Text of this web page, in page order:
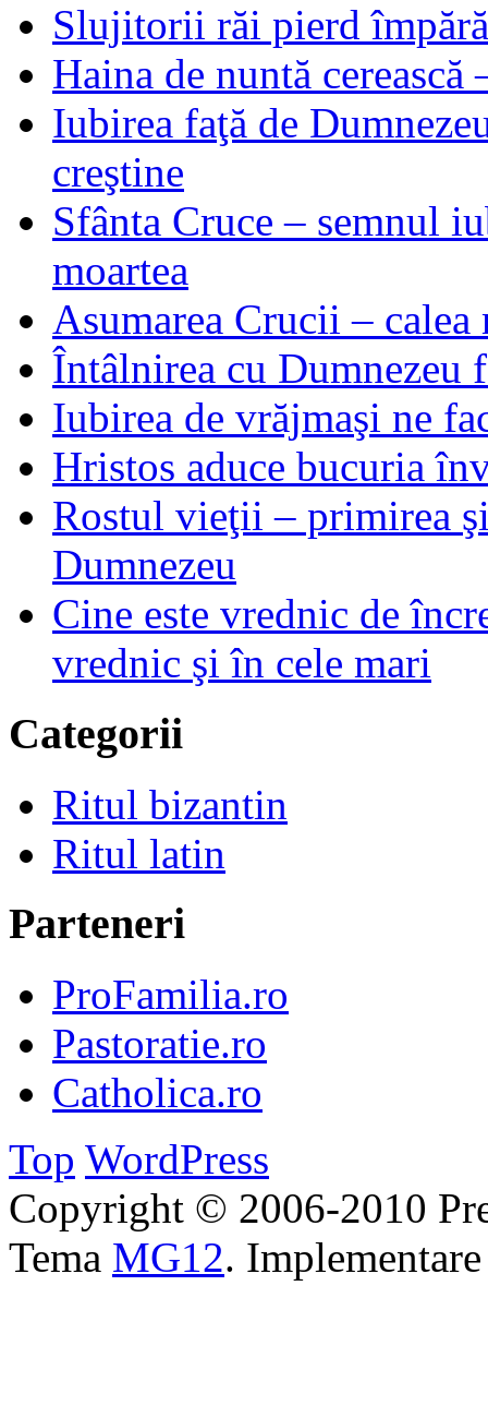
Slujitorii răi pierd
Haina de nuntă
Iubirea faţă de
creştine
Sfânta Cruce – semnul
moartea
Asumarea Crucii –
Întâlnirea cu Dumnezeu
Iubirea de vrăjmaşi ne
Hristos aduce bucuria
Rostul vieţii – primirea
Dumnezeu
Cine este vrednic de
vrednic şi în cele mari
Categorii
Ritul bizantin
Ritul latin
Parteneri
ProFamilia.ro
Pastoratie.ro
Catholica.ro
Top WordPress
Copyright © 2006-2010
Tema MG12.